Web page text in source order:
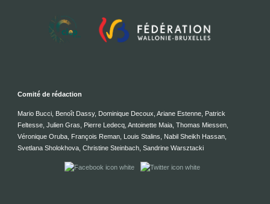
Comité de rédaction
Mario Bucci, Benoît Dassy, Dominique Decoux, Ariane Estenne, Patrick
Feltesse, Julien Gras, Pierre Ledecq, Antoinette Maia, Thomas Miessen,
Véronique Oruba, François Reman, Louis Stalins, Nabil Sheikh Hassan,
Svetlana Sholokhova, Christine Steinbach, Sandrine Warsztacki